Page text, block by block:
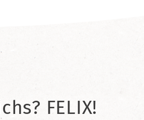
FELIX!